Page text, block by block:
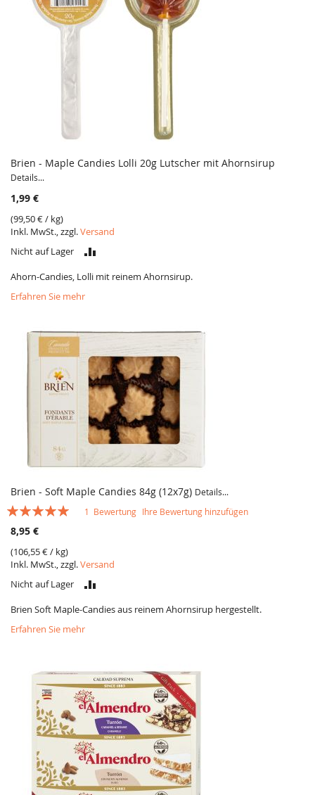
Brien - Maple Candies Lolli 20g Lutscher mit Ahornsirup
Details...
1,99 €
(99,50 €/ kg)
Inkl. MwSt., zzgl.Versand
Nicht auf Lager
VERGLEICH
Ahorn-Candies, Lolli mit reinem Ahornsirup.
Erfahren Sie mehr
Brien - Soft Maple Candies 84g (12x7g) Details...
Bewertung:
1 Bewertung Ihre Bewertung hinzufügen
8,95 €
(106,55 €/ kg)
Inkl. MwSt., zzgl.Versand
Nicht auf Lager
VERGLEICH
Brien Soft Maple-Candies aus reinem Ahornsirup hergestellt.
Erfahren Sie mehr